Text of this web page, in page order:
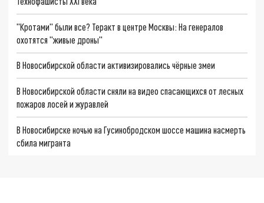
"Кротами" были все? Теракт в центре Москвы: На генералов
охотятся "живые дроны"
В Новосибирской области активизировались чёрные змеи
В Новосибирской области сняли на видео спасающихся от лесных
пожаров лосей и журавлей
В Новосибирске ночью на Гусинобродском шоссе машина насмерть
сбила мигранта